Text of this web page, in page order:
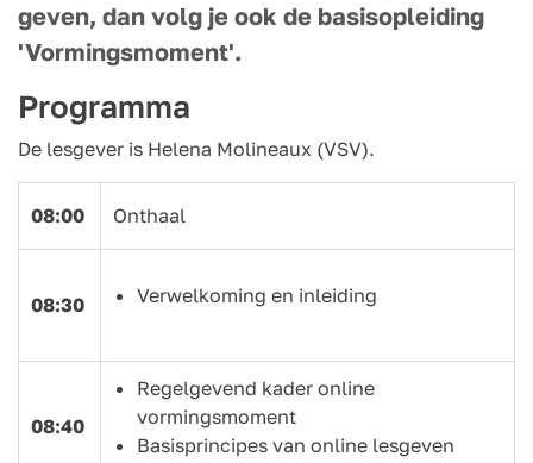
geven, dan volg je ook de basisopleiding
'Vormingsmoment'.
Programma
De lesgever is Helena Molineaux (VSV).
08:00 Onthaal
08:30 Verwelkoming en inleiding
08:40
Regelgevend kader online
vormingsmoment
Basisprincipes van online lesgeven